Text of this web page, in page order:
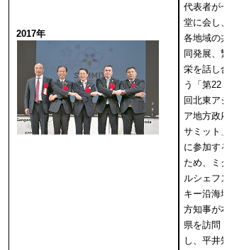
2017年
代表者が一
堂に会し、
各地域の共
同発展、繁
栄を話し合
う「第22
回北東アジ
ア地方政府
サミット」
に参加する
ため、ミク
ルシェフス
キー沿海地
方知事が本
県を訪問
し、平井知